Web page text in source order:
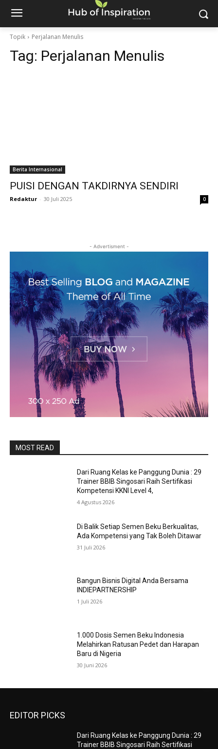
Topik Perjalanan Menulis
Tag: Perjalanan Menulis
Berita Internasional
PUISI DENGAN TAKDIRNYA SENDIRI
Redaktur - 30 Juli 2025 0
- Advertisment -
MOST READ
Dari Ruang Kelas ke Panggung Dunia : 29
Trainer BBIB Singosari Raih Sertifikasi
Kompetensi KKNI Level 4,
4 Agustus 2026
Di Balik Setiap Semen Beku Berkualitas,
Ada Kompetensi yang Tak Boleh Ditawar
31 Juli 2026
Bangun Bisnis Digital Anda Bersama
INDIEPARTNERSHIP
1 Juli 2026
1.000 Dosis Semen Beku Indonesia
Melahirkan Ratusan Pedet dan Harapan
Baru di Nigeria
30 Juni 2026
EDITOR PICKS
Dari Ruang Kelas ke Panggung Dunia : 29
Trainer BBIB Singosari Raih Sertifikasi